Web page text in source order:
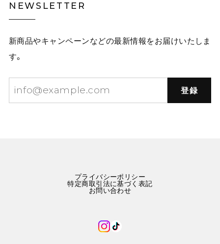
NEWSLETTER
新商品やキャンペーンなどの最新情報をお届けいたしま
す。
登録
プライバシーポリシー
特定商取引法に基づく表記
お問い合わせ